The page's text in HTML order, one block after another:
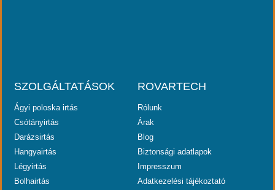
SZOLGÁLTATÁSOK
Ágyi poloska irtás
Csótányirtás
Darázsirtás
Hangyairtás
Légyirtás
Bolhairtás
ROVARTECH
Rólunk
Árak
Blog
Biztonsági adatlapok
Impresszum
Adatkezelési tájékoztató